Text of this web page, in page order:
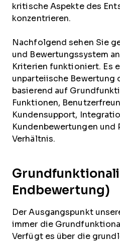
kritische Aspekte des
konzentrieren.
Nachfolgend sehen Sie
und Bewertungssystem
Kriterien funktioniert. Es
unparteiische Bewertung
basierend auf
Funktionen,
Kundensupport,
Kundenbewertungen
Verhältnis.
Endbewertung)
Der Ausgangspunkt
immer die
Verfügt es über die